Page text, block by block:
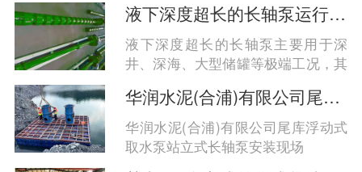
现液体的高效垂直输送；技术核心在
于分段式长轴结构、多级支承系统、
耐腐蚀材料与智能密封设计的协同优
化，以应对百米级液深带来的力学、
密封与耐久性挑战‌。
液下深度超长的长轴泵运行工况分析
液下深度超长的长轴泵主要用于深
井、深海、大型储罐等极端工况，其
设计、材料选型及系统匹配。综合来
看，‌超长液下深度（通常指超过30
米，可达80米至百米级）的长轴泵在
高扬程、耐腐蚀、抗振动和密封可靠
华润水泥(合浦)有限公司尾库浮动式取水泵站立式长轴泵安装现场
华润水泥(合浦)有限公司尾库浮动式
取水泵站立式长轴泵安装现场